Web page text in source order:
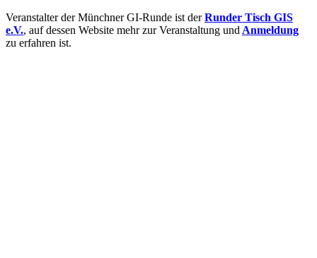
Veranstalter der Münchner GI-Runde ist derRunder Tisch GIS
e.V., auf dessen Website mehr zur Veranstaltung und Anmeldung
zu erfahren ist.